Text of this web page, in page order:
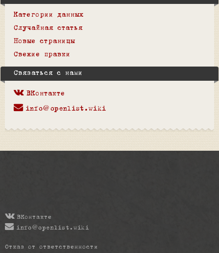
Категории данных
Случайная статья
Новые страницы
Свежие правки
Связаться с нами
ВКонтакте
info@openlist.wiki
ВКонтакте
info@openlist.wiki
Отказ от ответственности